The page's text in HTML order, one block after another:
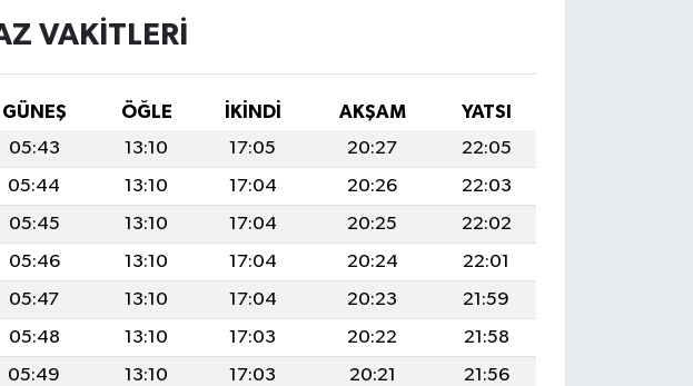
VAKITLERI
GÜNEŞ ÖĞLE İKINDI AKŞAM
YATSI
05:43 13:10 17:05 20:27
22:05
05:44 13:10 17:04 20:26
22:03
05:45 13:10 17:04 20:25
22:02
05:46 13:10 17:04 20:24
22:01
05:47 13:10 17:04 20:23
21:59
05:48 13:10 17:03 20:22
21:58
05:49 13:10 17:03 20:21
21:56